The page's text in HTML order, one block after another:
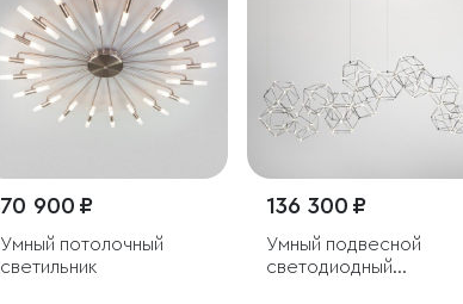
70 900 ₽
Умный потолочный
светильник
136 300 ₽
Умный подвесной
светодиодный